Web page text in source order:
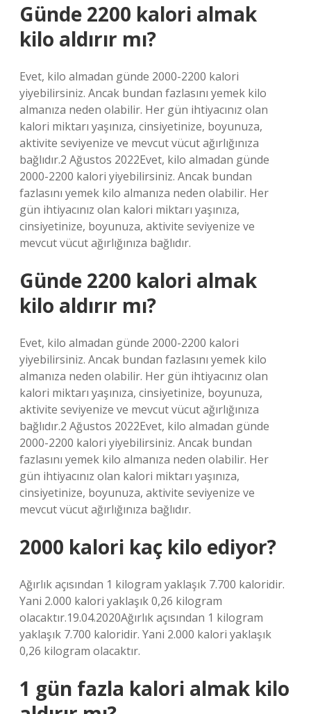
Günde 2200 kalori almak
kilo aldırır mı?
Evet, kilo almadan günde 2000-2200 kalori
yiyebilirsiniz. Ancak bundan fazlasını yemek kilo
almanıza neden olabilir. Her gün ihtiyacınız olan
kalori miktarı yaşınıza, cinsiyetinize, boyunuza,
aktivite seviyenize ve mevcut vücut ağırlığınıza
bağlıdır.2 Ağustos 2022Evet, kilo almadan günde
2000-2200 kalori yiyebilirsiniz. Ancak bundan
fazlasını yemek kilo almanıza neden olabilir. Her
gün ihtiyacınız olan kalori miktarı yaşınıza,
cinsiyetinize, boyunuza, aktivite seviyenize ve
mevcut vücut ağırlığınıza bağlıdır.
Günde 2200 kalori almak
kilo aldırır mı?
Evet, kilo almadan günde 2000-2200 kalori
yiyebilirsiniz. Ancak bundan fazlasını yemek kilo
almanıza neden olabilir. Her gün ihtiyacınız olan
kalori miktarı yaşınıza, cinsiyetinize, boyunuza,
aktivite seviyenize ve mevcut vücut ağırlığınıza
bağlıdır.2 Ağustos 2022Evet, kilo almadan günde
2000-2200 kalori yiyebilirsiniz. Ancak bundan
fazlasını yemek kilo almanıza neden olabilir. Her
gün ihtiyacınız olan kalori miktarı yaşınıza,
cinsiyetinize, boyunuza, aktivite seviyenize ve
mevcut vücut ağırlığınıza bağlıdır.
2000 kalori kaç kilo ediyor?
Ağırlık açısından 1 kilogram yaklaşık 7.700 kaloridir.
Yani 2.000 kalori yaklaşık 0,26 kilogram
olacaktır.19.04.2020Ağırlık açısından 1 kilogram
yaklaşık 7.700 kaloridir. Yani 2.000 kalori yaklaşık
0,26 kilogram olacaktır.
1 gün fazla kalori almak kilo